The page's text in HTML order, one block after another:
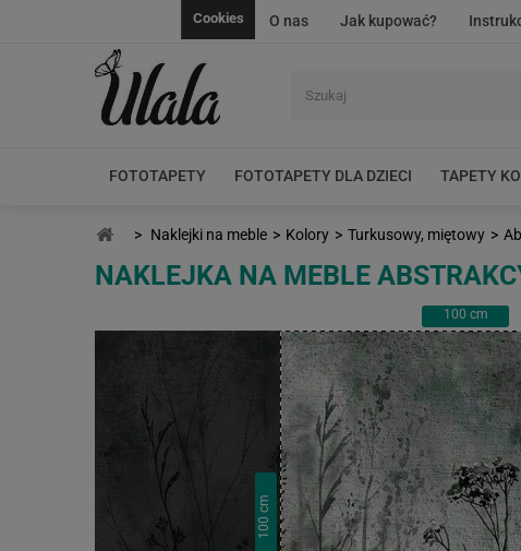
O nas Jak kupować?
Cookies
FOTOTAPETY FOTOTAPETY DLA DZIECI TAPETY
> Naklejki na meble > Kolory > Turkusowy, miętowy >
NAKLEJKA NA MEBLE
100 cm
100
cm